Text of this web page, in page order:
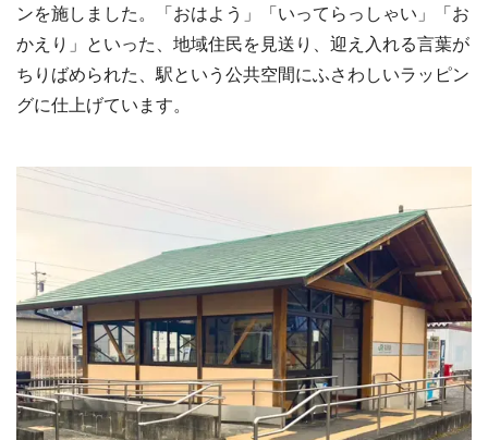
ンを施しました。「おはよう」「いってらっしゃい」「お
かえり」といった、地域住民を見送り、迎え入れる言葉が
ちりばめられた、駅という公共空間にふさわしいラッピン
グに仕上げています。